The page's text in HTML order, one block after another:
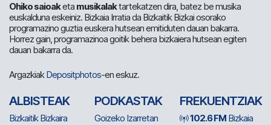
Ohiko saioaketa musikalaktartekatzen dira, batez be musika
euskalduna eskeiniz. Bizkaia Irratia da Bizkaitik Bizkai osorako
programazino guztia euskera hutsean emitiduten dauan bakarra.
Horrez gain, programazinoa goitik behera bizkaiera hutsean egiten
dauan bakarra da.
ArgazkiakDepositphotos-en eskuz.
ALBISTEAK
Bizkaitik Bizkaira
PODKASTAK
Goizeko Izarretan
FREKUENTZIAK
102.6 FM Bizkaia